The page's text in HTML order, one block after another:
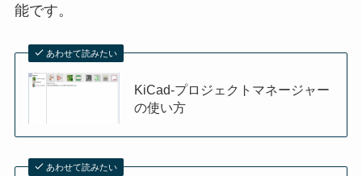
能です。
あわせて読みたい
KiCad-プロジェクトマネージャー
の使い方
あわせて読みたい